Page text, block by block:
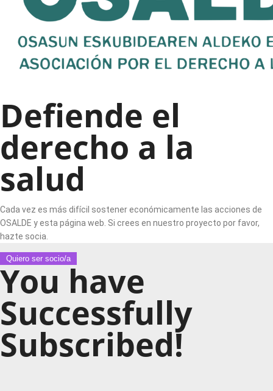
Defiende el
derecho a la
salud
Cada vez es más difícil sostener económicamente las acciones de
OSALDE y esta página web. Si crees en nuestro proyecto por favor,
hazte socia.
Quiero ser socio/a
You have
Successfully
Subscribed!